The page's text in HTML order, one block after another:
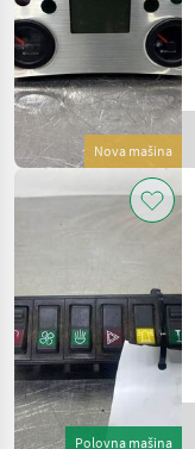
Nova mašina
Polovna mašina